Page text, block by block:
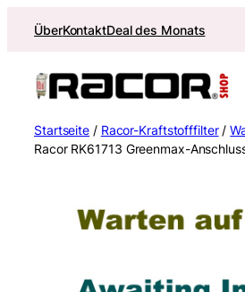
InhaltÜberKontaktDeal des Monats
Startseite / Racor-Kraftstofffilter/
Racor RK61713 Greenmax-